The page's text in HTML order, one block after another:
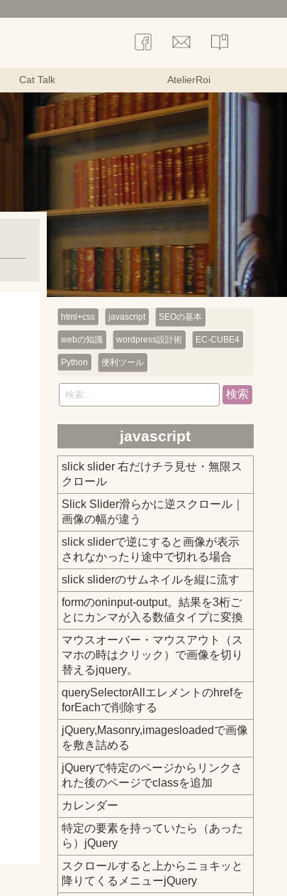
Cat Talk AtelierRoi
html+css javascript SEOの基本
webの知識 wordpress設計術 EC-CUBE4
Python 便利ツール
検索
javascript
slick slider 右だけチラ見せ・無限ス
クロール
Slick Slider滑らかに逆スクロール｜
画像の幅が違う
slick sliderで逆にすると画像が表示
されなかったり途中で切れる場合
slick sliderのサムネイルを縦に流す
formのoninput-output。結果を3桁ご
とにカンマが入る数値タイプに変換
マウスオーバー・マウスアウト（ス
マホの時はクリック）で画像を切り
替えるjquery。
querySelectorAllエレメントのhrefを
forEachで削除する
jQuery,Masonry,imagesloadedで画像
を敷き詰める
jQueryで特定のページからリンクさ
れた後のページでclassを追加
カレンダー
特定の要素を持っていたら（あった
ら）jQuery
スクロールすると上からニョキッと
降りてくるメニューjQuery